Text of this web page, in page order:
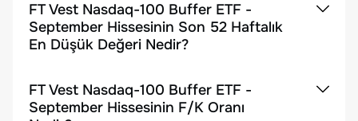
FT Vest Nasdaq-100 Buffer ETF -
September Hissesinin Son 52 Haftalık
En Düşük Değeri Nedir?
FT Vest Nasdaq-100 Buffer ETF -
September Hissesinin F/K Oranı